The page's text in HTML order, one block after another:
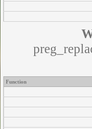
Function